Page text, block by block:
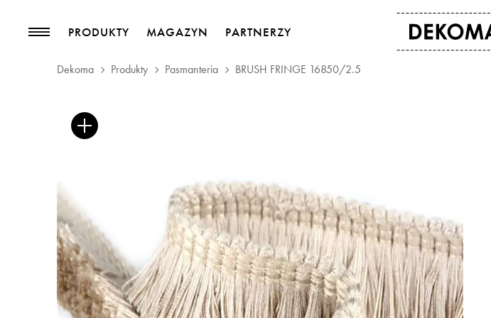
PRODUKTY MAGAZYN PARTNERZY
Kolekcje
Tkaniny meblowe
Tapety
Skóry
Akcesoria
Dekoma Produkty Pasmanteria BRUSH FRINGE 16850/2.5